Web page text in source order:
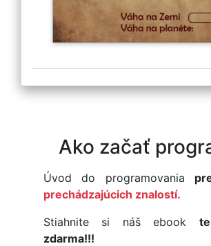
Ako začať
Úvod do programovania
prechádzajúcich znalostí.
Stiahnite si náš ebook
zdarma!!!